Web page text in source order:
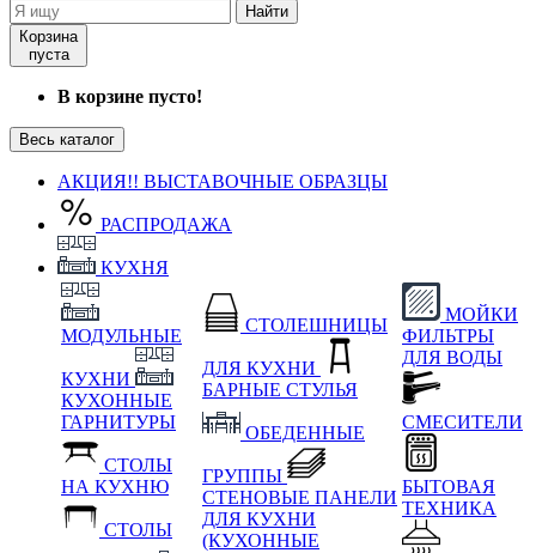
Найти
Корзина
пуста
В корзине пусто!
Весь каталог
АКЦИЯ!! ВЫСТАВОЧНЫЕ ОБРАЗЦЫ
РАСПРОДАЖА
КУХНЯ
МОДУЛЬНЫЕ
КУХНИ
КУХОННЫЕ
ГАРНИТУРЫ
СТОЛЫ
НА КУХНЮ
СТОЛЫ
СТОЛЕШНИЦЫ
ДЛЯ КУХНИ
БАРНЫЕ СТУЛЬЯ
ОБЕДЕННЫЕ
ГРУППЫ
СТЕНОВЫЕ ПАНЕЛИ
ДЛЯ КУХНИ
(КУХОННЫЕ
МОЙКИ
ФИЛЬТРЫ
ДЛЯ ВОДЫ
СМЕСИТЕЛИ
БЫТОВАЯ
ТЕХНИКА